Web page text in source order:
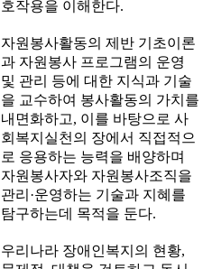
호작용을 이해한다.
자원봉사활동의 제반 기초이론
과 자원봉사 프로그램의 운영
및 관리 등에 대한 지식과 기술
을 교수하여 봉사활동의 가치를
내면화하고, 이를 바탕으로 사
회복지실천의 장에서 직접적으
로 응용하는 능력을 배양하며
자원봉사자와 자원봉사조직을
관리·운영하는 기술과 지혜를
탐구하는데 목적을 둔다.
우리나라 장애인복지의 현황,